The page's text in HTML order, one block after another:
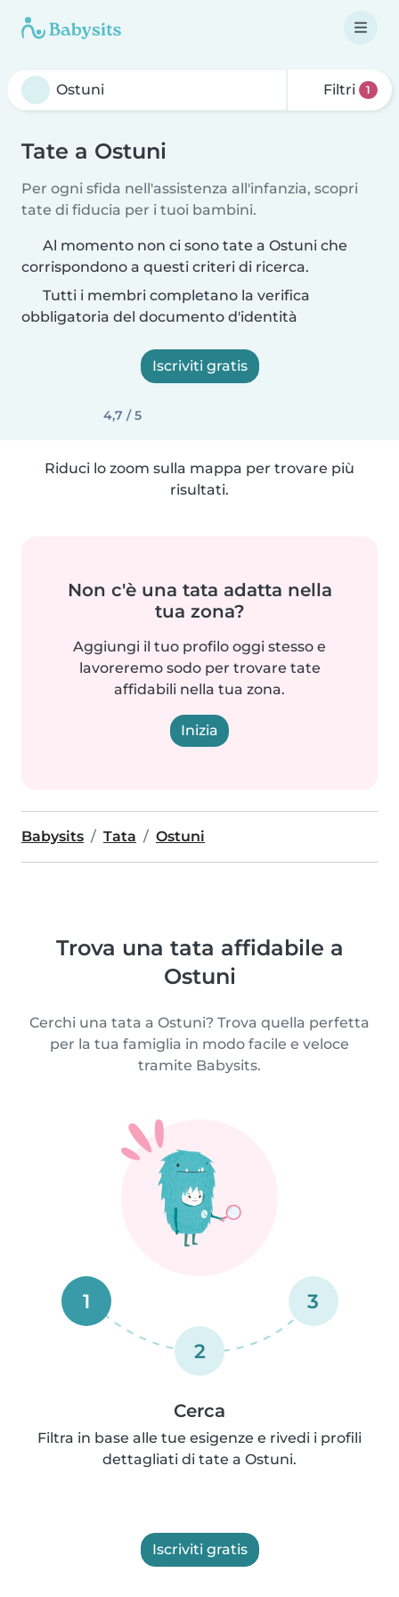
Filtri 1
Tate a Ostuni
Per ogni sfida nell'assistenza all'infanzia, scopri
tate di fiducia per i tuoi bambini.
Al momento non ci sono tate a Ostuni che
corrispondono a questi criteri di ricerca.
Tutti i membri completano la verifica
obbligatoria del documento d'identità
Iscriviti gratis
4,7 / 5
Riduci lo zoom sulla mappa per trovare più
risultati.
Non c'è una tata adatta nella
tua zona?
Aggiungi il tuo profilo oggi stesso e
lavoreremo sodo per trovare tate
affidabili nella tua zona.
Inizia
Babysits Tata Ostuni
Trova una tata affidabile a
Ostuni
Cerchi una tata a Ostuni? Trova quella perfetta
per la tua famiglia in modo facile e veloce
tramite Babysits.
1
2
3
Cerca
Filtra in base alle tue esigenze e rivedi i profili
dettagliati di tate a Ostuni.
Iscriviti gratis